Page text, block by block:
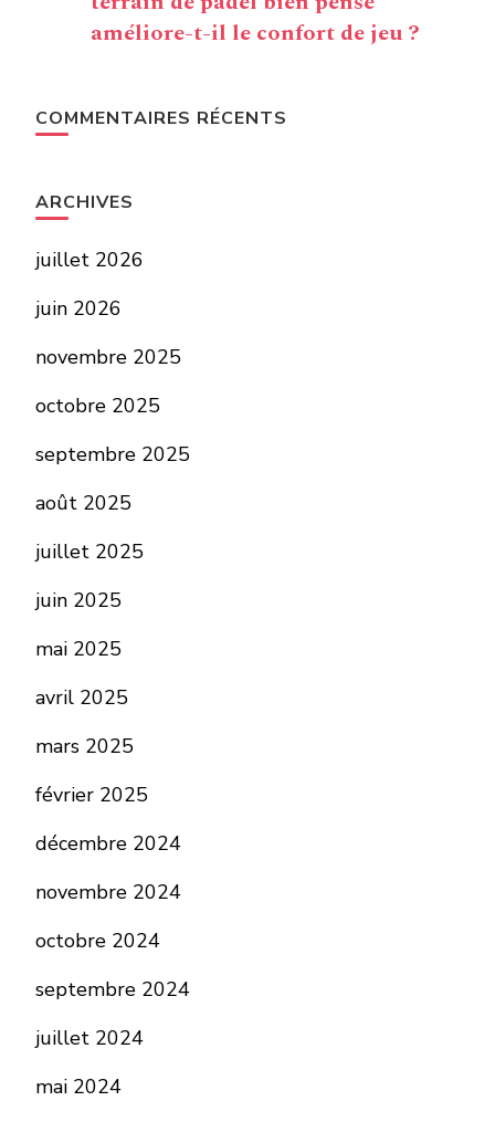
améliore-t-il le confort de jeu ?
COMMENTAIRES RÉCENTS
ARCHIVES
juillet 2026
juin 2026
novembre 2025
octobre 2025
septembre 2025
août 2025
juillet 2025
juin 2025
mai 2025
avril 2025
mars 2025
février 2025
décembre 2024
novembre 2024
octobre 2024
septembre 2024
juillet 2024
mai 2024